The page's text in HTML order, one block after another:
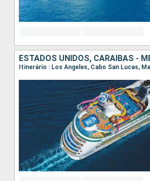
ESTADOS UNIDOS, CARAIBAS -
Itinerário : Los Angeles, Cabo San Lucas,